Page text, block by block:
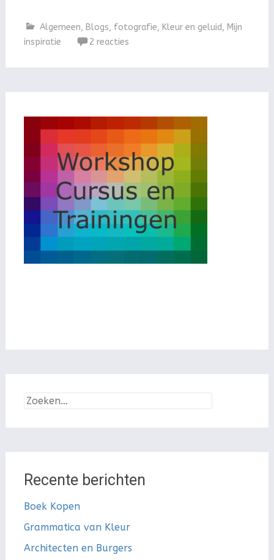
Algemeen, Blogs, fotografie, Kleur en geluid, Mijn
inspiratie
2 reacties
Zoeken
Recente berichten
Boek Kopen
Grammatica van Kleur
Architecten en Burgers